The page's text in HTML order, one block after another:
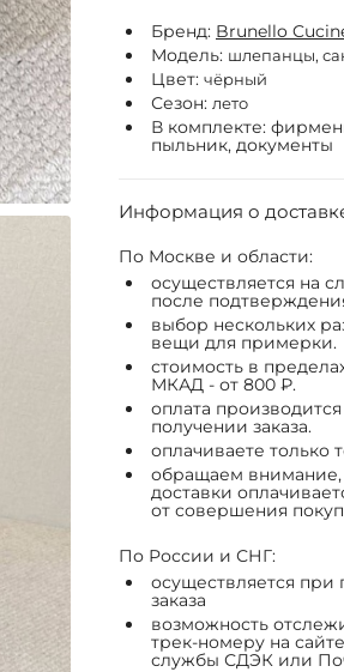
Бренд: Brunello
Модель: шлепанцы,
Цвет: чёрный
Сезон: лето
В комплекте:
пыльник, документы
Информация о
По Москве и области:
осуществляется на
после
выбор нескольких
вещи для примерки.
стоимость в
МКАД - от 800 ₽.
оплата
получении заказа.
оплачиваете только
обращаем внимание,
доставки
от совершения
По России и СНГ:
осуществляется при
заказа
возможность
трек-номеру на
службы СДЭК или